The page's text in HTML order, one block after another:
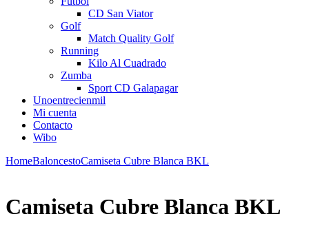
CD San Viator
Golf
Match Quality Golf
Running
Kilo Al Cuadrado
Zumba
Sport CD Galapagar
Unoentrecienmil
Mi cuenta
Contacto
Wibo
HomeBaloncestoCamiseta Cubre Blanca BKL
Camiseta Cubre Blanca BKL